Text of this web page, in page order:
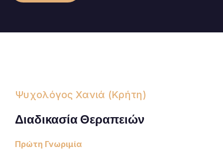
Ψυχολόγος Χανιά (Κρήτη)
Διαδικασία Θεραπειών
Πρώτη Γνωριμία